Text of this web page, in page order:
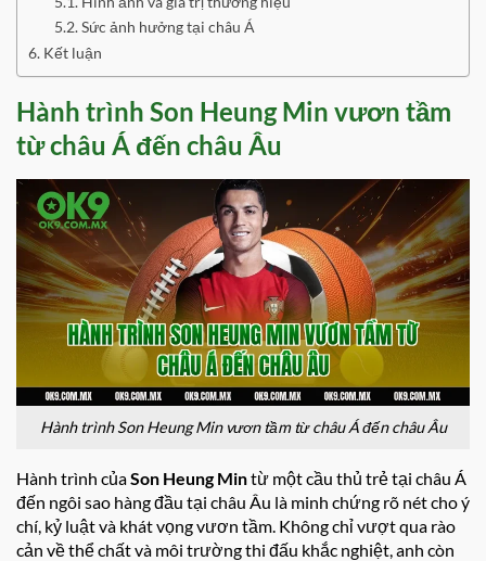
Sức ảnh hưởng tại châu Á
Kết luận
Hành trình Son Heung Min vươn tầm
từ châu Á đến châu Âu
Hành trình Son Heung Min vươn tầm từ châu Á đến châu Âu
Hành trình củaSon Heung Mintừ một cầu thủ trẻ tại châu Á
đến ngôi sao hàng đầu tại châu Âu là minh chứng rõ nét cho ý
chí, kỷ luật và khát vọng vươn tầm. Không chỉ vượt qua rào
cản về thể chất và môi trường thi đấu khắc nghiệt, anh còn